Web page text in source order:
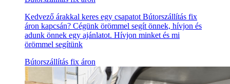
Kedvező árakkal keres egy csapatot Bútorszállítás fix
áron kapcsán? Cégünk örömmel segít önnek, hívjon és
adunk önnek egy ajánlatot. Hívjon minket és mi
örömmel segítünk
Bútorszállítás fix áron